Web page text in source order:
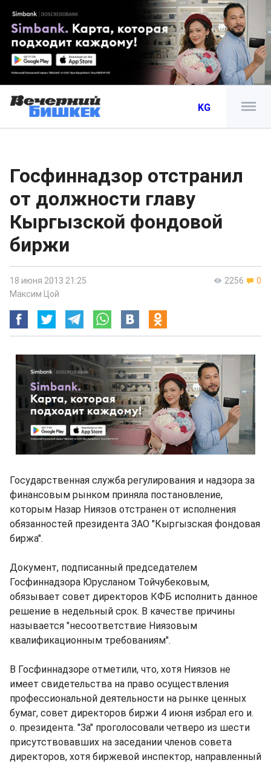
KG
Госфиннадзор отстранил
от должности главу
Кыргызской фондовой
биржи
2256 0
18 июня 2013 21:25
Максим Цой
Государственная служба регулирования и надзора за
финансовым рынком приняла постановление,
которым Назар Ниязов отстранен от исполнения
обязанностей президента ЗАО "Кыргызская фондовая
биржа".
Документ, подписанный председателем
Госфиннадзора Юрусланом Тойчубековым,
обязывает совет директоров КФБ исполнить данное
решение в недельный срок. В качестве причины
называется "несоответствие Ниязовым
квалификационным требованиям".
В Госфиннадзоре отметили, что, хотя Ниязов не
имеет свидетельства на право осуществления
профессиональной деятельности на рынке ценных
бумаг, совет директоров биржи 4 июня избрал его и.
о. президента. "За" проголосовали четверо из шести
присутствовавших на заседании членов совета
директоров, хотя биржевой инспектор, направленный